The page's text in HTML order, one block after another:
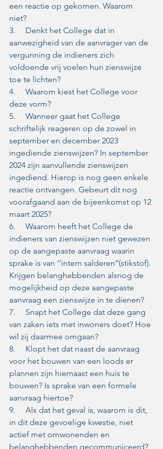
een reactie op gekomen. Waarom
niet?
3.     Denkt het College dat in
aanwezigheid van de aanvrager van de
vergunning de indieners zich
voldoende vrij voelen hun zienswijze
toe te lichten?
4.     Waarom kiest het College voor
deze vorm?
5.     Wanneer gaat het College
schriftelijk reageren op de zowel in
september en december 2023
ingediende zienswijzen? In september
2024 zijn aanvullende zienswijzen
ingediend. Hierop is nog geen enkele
reactie ontvangen. Gebeurt dit nog
voorafgaand aan de bijeenkomst op 12
maart 2025?
6.     Waarom heeft het College de
indieners van zienswijzen niet gewezen
op de aangepaste aanvraag waarin
sprake is van ‘’intern salderen’’(stikstof).
Krijgen belanghebbenden alsnog de
mogelijkheid op deze aangepaste
aanvraag een zienswijze in te dienen?
7.     Snapt het College dat deze gang
van zaken iets met inwoners doet? Hoe
wil zij daarmee omgaan?
8.     Klopt het dat naast de aanvraag
voor het bouwen van een loods er
plannen zijn hiernaast een huis te
bouwen? Is sprake van een formele
aanvraag hiertoe?
9.     Als dat het geval is, waarom is dit,
in dit deze gevoelige kwestie, niet
actief met omwonenden en
belanghebbenden gecommuniceerd?